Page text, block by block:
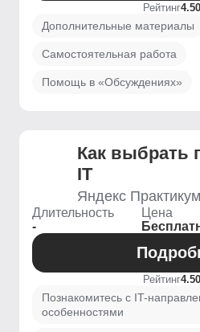
Рейтинг4.50
Дополнительные материалы
Самостоятельная работа
Помощь в «Обсуждениях»
Как выбрать
IT
Яндекс Практикум
Длительность
-
Цена
Рейтинг4.50
Познакомитесь с IT-
особенностями